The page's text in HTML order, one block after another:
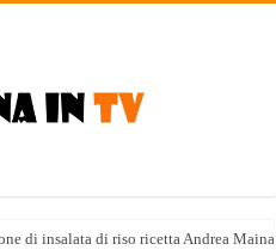
di insalata di riso ricetta Andrea